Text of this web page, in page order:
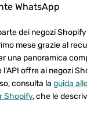
WhatsApp
dei negozi
mese grazie al
una panoramica
offre ai negozi
consulta la guida
Shopify, che le